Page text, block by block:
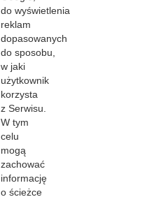
do wyświetlenia
reklam
dopasowanych
do sposobu,
w jaki
użytkownik
korzysta
z Serwisu.
W tym
celu
mogą
zachować
informację
o ścieżce